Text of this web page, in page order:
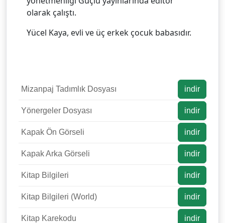
olarak çalıştı.
Yücel Kaya, evli ve üç erkek çocuk babasıdır.
Mizanpaj Tadımlık Dosyası indir
Yönergeler Dosyası indir
Kapak Ön Görseli indir
Kapak Arka Görseli indir
Kitap Bilgileri indir
Kitap Bilgileri (World) indir
Kitap Karekodu indir